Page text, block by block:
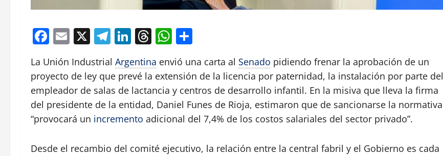
Facebook
Email
X Telegram
LinkedIn
Threads
WhatsApp
La Unión Industrial Argentina envió una carta al Senado pidiendo frenar la aprobación de un
proyecto de ley que prevé la extensión de la licencia por paternidad, la instalación por parte del
empleador de salas de lactancia y centros de desarrollo infantil. En la misiva que lleva la firma
del presidente de la entidad, Daniel Funes de Rioja, estimaron que de sancionarse la normativa
“provocará un incremento adicional del 7,4% de los costos salariales del sector privado”.
Desde el recambio del comité ejecutivo, la relación entre la central fabril y el Gobierno es cada